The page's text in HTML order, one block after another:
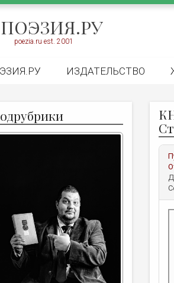
ПОЭЗИЯ.РУ
poezia.ru est. 2001
ИЗДАТЕЛЬСТВО
одрубрики